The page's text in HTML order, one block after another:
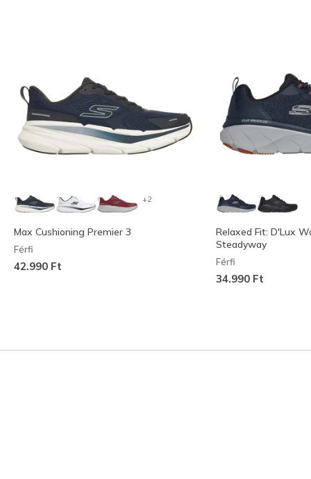
+2
Max Cushioning Premier 3
Férfi
42.990 Ft
Relaxed Fit: D'Lux
Steadyway
Férfi
34.990 Ft